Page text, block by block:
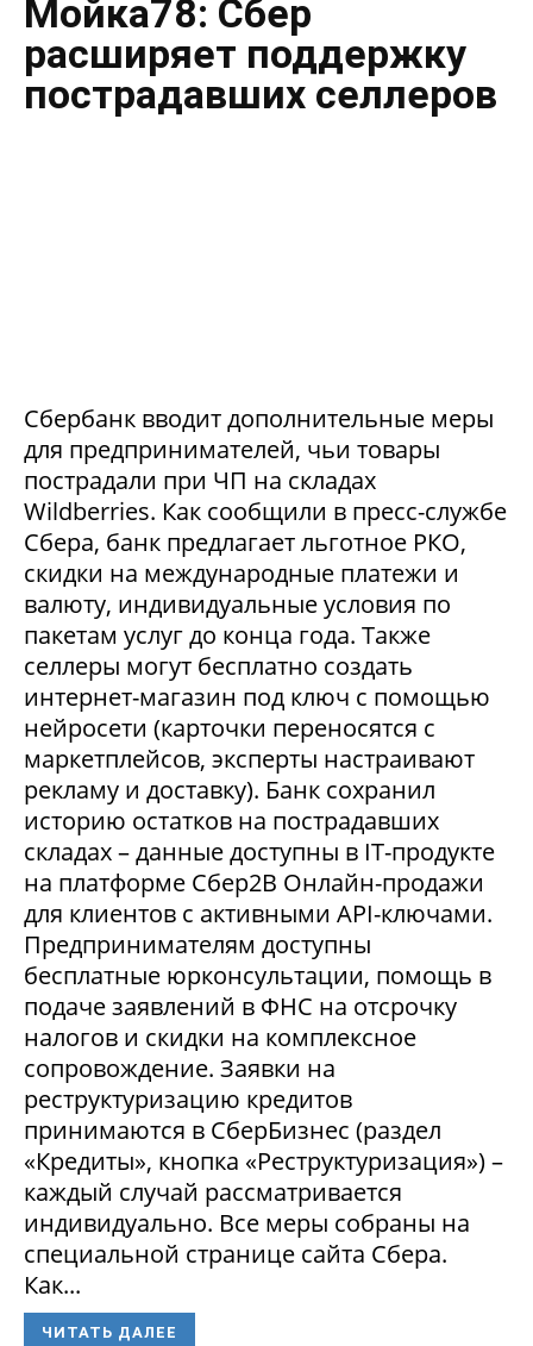
Мойка78: Сбер
расширяет поддержку
пострадавших селлеров
Сбербанк вводит дополнительные меры
для предпринимателей, чьи товары
пострадали при ЧП на складах
Wildberries. Как сообщили в пресс-службе
Сбера, банк предлагает льготное РКО,
скидки на международные платежи и
валюту, индивидуальные условия по
пакетам услуг до конца года. Также
селлеры могут бесплатно создать
интернет-магазин под ключ с помощью
нейросети (карточки переносятся с
маркетплейсов, эксперты настраивают
рекламу и доставку). Банк сохранил
историю остатков на пострадавших
складах – данные доступны в IT-продукте
на платформе Сбер2В Онлайн-продажи
для клиентов с активными API-ключами.
Предпринимателям доступны
бесплатные юрконсультации, помощь в
подаче заявлений в ФНС на отсрочку
налогов и скидки на комплексное
сопровождение. Заявки на
реструктуризацию кредитов
принимаются в СберБизнес (раздел
«Кредиты», кнопка «Реструктуризация») –
каждый случай рассматривается
индивидуально. Все меры собраны на
специальной странице сайта Сбера.
Как...
ЧИТАТЬ ДАЛЕЕ